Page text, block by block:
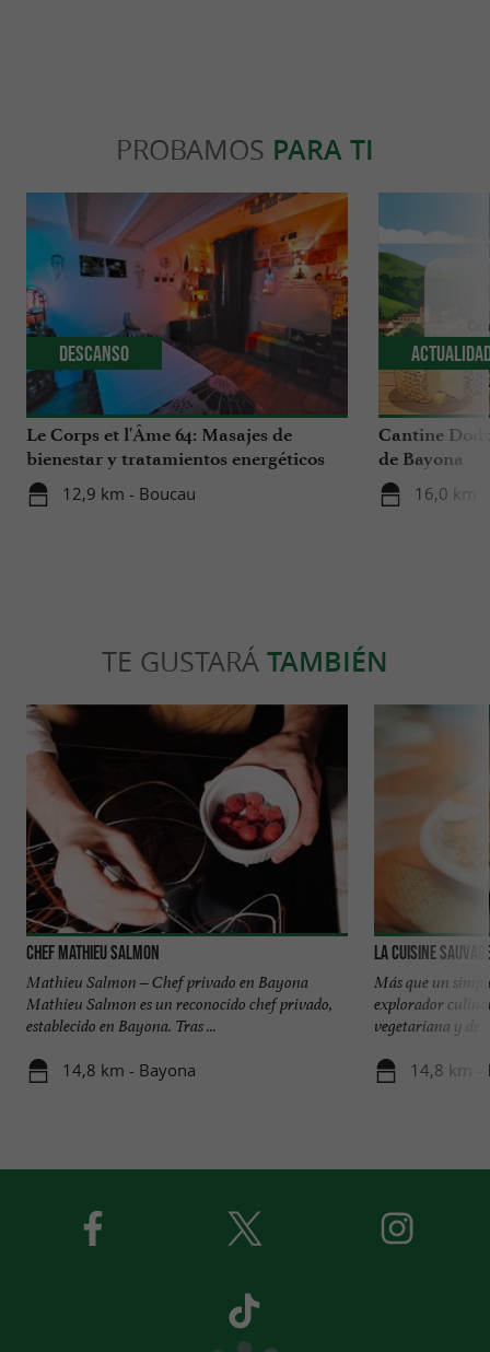
PROBAMOS PARA TI
Le Corps et l'Âme 64: Masajes de
bienestar y tratamientos energéticos
en el País Vasco
12,9 km - Boucau
Descanso
Cantine
de Bayona
16,0 km
TE GUSTARÁ TAMBIÉN
Chef Mathieu Salmon
Mathieu Salmon – Chef privado en Bayona
Mathieu Salmon es un reconocido chef privado,
establecido en Bayona. Tras ...
14,8 km - Bayona
La cuisine
Más que un
explorador
vegetariana y de
14,8 km -